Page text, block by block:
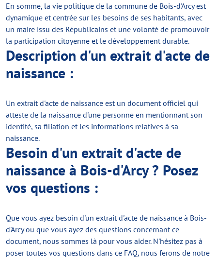
En somme, la vie politique de la commune de Bois-d'Arcy est
dynamique et centrée sur les besoins de ses habitants, avec
un maire issu des Républicains et une volonté de promouvoir
la participation citoyenne et le développement durable.
Description d'un extrait d'acte de
naissance :
Un extrait d'acte de naissance est un document officiel qui
atteste de la naissance d'une personne en mentionnant son
identité, sa filiation et les informations relatives à sa
naissance.
Besoin d'un extrait d'acte de
naissance à Bois-d'Arcy ? Posez
vos questions :
Que vous ayez besoin d'un extrait d'acte de naissance à Bois-
d'Arcy ou que vous ayez des questions concernant ce
document, nous sommes là pour vous aider. N'hésitez pas à
poser toutes vos questions dans ce FAQ, nous ferons de notre